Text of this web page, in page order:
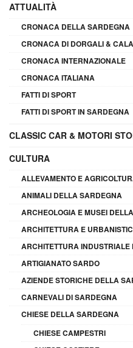
ATTUALITÀ
CRONACA DELLA SARDEGNA
CRONACA DI DORGALI &
CRONACA INTERNAZIONALE
CRONACA ITALIANA
FATTI DI SPORT
FATTI DI SPORT IN SARDEGNA
CLASSIC CAR & MOTORI
CULTURA
ALLEVAMENTO E
ANIMALI DELLA SARDEGNA
ARCHEOLOGIA E MUSEI
ARCHITETTURA E
ARCHITETTURA
ARTIGIANATO SARDO
AZIENDE STORICHE DELLA
CARNEVALI DI SARDEGNA
CHIESE DELLA SARDEGNA
CHIESE CAMPESTRI